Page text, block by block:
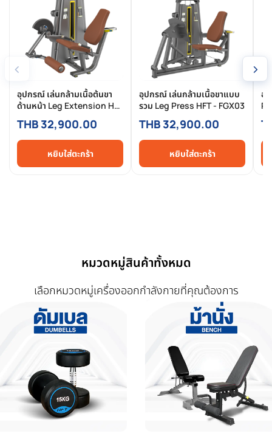
‹
อุปกรณ์ เล่นกล้ามเนื้อต้นขา
ด้านหน้า Leg Extension HFT
THB 32,900.00
หยิบใส่ตะกร้า
อุปกรณ์ เล่นกล้ามเนื้อขาแบบ
รวม Leg Press HFT - FGX03
THB 32,900.00
หยิบใส่ตะกร้า
อุ
›
หมวดหมู่สินค้าทั้งหมด
เลือกหมวดหมู่เครื่องออกกำลังกายที่คุณต้องการ